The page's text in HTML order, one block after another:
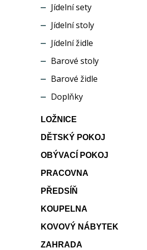
Jídelní sety
Jídelní stoly
Jídelní židle
Barové stoly
Barové židle
Doplňky
LOŽNICE
DĚTSKÝ POKOJ
OBÝVACÍ POKOJ
PRACOVNA
PŘEDSÍŇ
KOUPELNA
KOVOVÝ NÁBYTEK
ZAHRADA